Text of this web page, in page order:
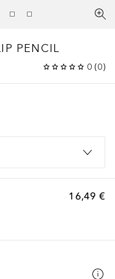
PENCIL
0 (0)
16,49 €